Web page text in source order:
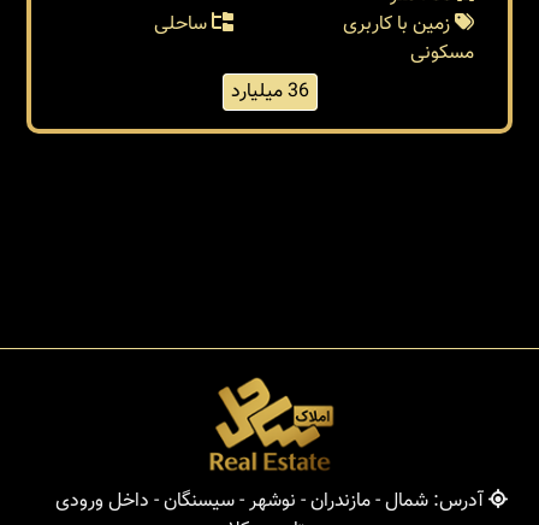
زمین با کاربری
مسکونی
ساحلی
36 میلیارد
آدرس: شمال - مازندران - نوشهر - سیسنگان - داخل ورودی